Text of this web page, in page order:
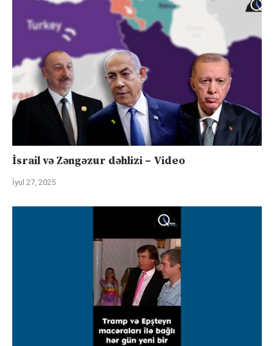
İsrail və Zəngəzur dəhlizi – Video
İyul 27, 2025